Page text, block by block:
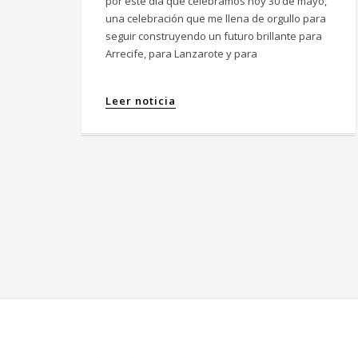
una celebración que me llena de orgullo para
seguir construyendo un futuro brillante para
Arrecife, para Lanzarote y para
Leer noticia